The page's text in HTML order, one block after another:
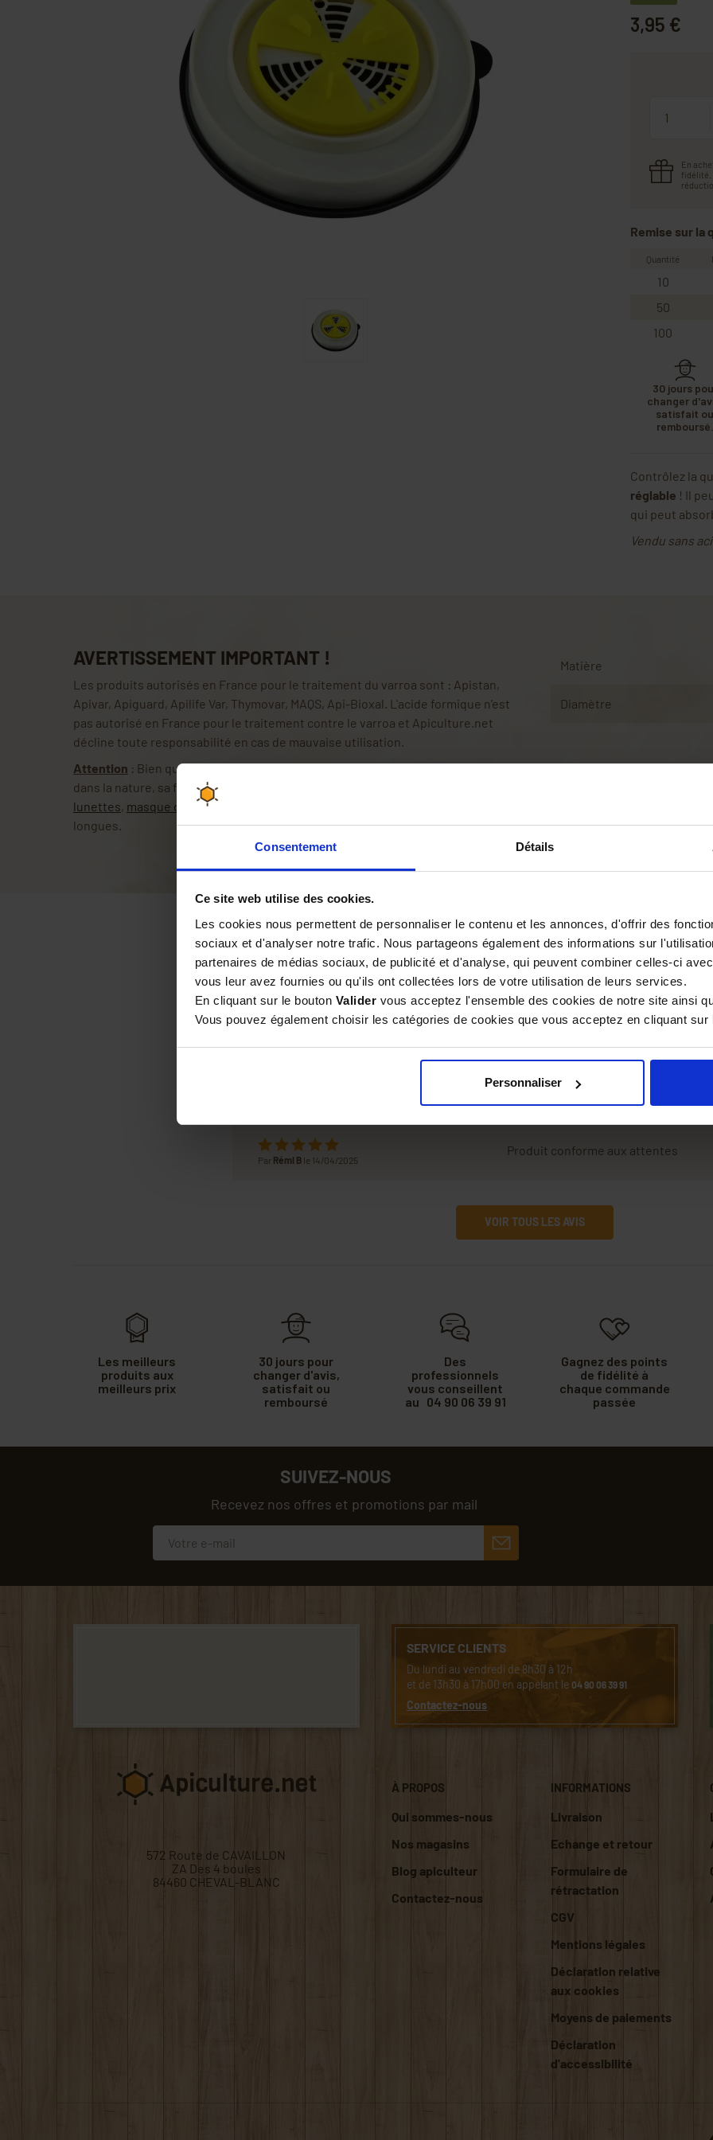
Consentement Détails
Ce site web utilise des cookies.
Les cookies nous permettent de personnaliser le contenu et les annonces, d'offrir des
sociaux et d'analyser notre trafic. Nous partageons également des informations sur
partenaires de médias sociaux, de publicité et d'analyse, qui peuvent combiner celles-ci
vous leur avez fournies ou qu'ils ont collectées lors de votre utilisation de leurs services.
En cliquant sur le bouton Valider vous acceptez l'ensemble des cookies de notre site ainsi
Vous pouvez également choisir les catégories de cookies que vous acceptez en cliquant sur
Personnaliser
3,95 €
En
fidélité.
Remise sur la
Quantité
10
50
100
30 jours
changer
satisfait ou
remboursé.
Contrôlez la
réglable ! Il
qui peut
Vendu sans
AVERTISSEMENT IMPORTANT !
Les produits autorisés en France pour le traitement du varroa sont : Apistan,
Apivar, Apiguard, Apilife Var, Thymovar, MAQS, Api-Bioxal. L'acide formique n'est
pas autorisé en France pour le traitement contre le varroa et Apiculture.net
décline toute responsabilité en cas de mauvaise utilisation.
Attention : Bien que l'acide formique soit un acide organique que l'on retrouve
dans la nature, sa forme pure est très toxique pour l'Homme et nécessite
lunettes, masque de protection
longues.
Matière
Diamètre
Avis
ParBENJAMIN Vle 03/10/2025
un peu haut mais fait le job
Pas encore essayé mais il semble
ne peux noter la demande d’avis
Par Rémi B le 14/04/2025
Produit conforme aux attentes
VOIR TOUS LES AVIS
Les meilleurs
produits aux
meilleurs prix
30 jours pour
changer d'avis,
satisfait ou
remboursé
Des
professionnels
vous conseillent
au 04 90 06 39 91
Gagnez des points
de fidélité à
chaque commande
passée
SUIVEZ-NOUS
Recevez nos offres et promotions par mail
SERVICE CLIENTS
Du lundi au vendredi de 8h30 à 12h
et de 13h30 à 17h00 en appelant le04 90 06 39 91
Contactez-nous
572 Route de CAVAILLON
ZA Des 4 boules
84460 CHEVAL-BLANC
À PROPOS
Qui sommes-nous
Nos magasins
Blog apiculteur
Contactez-nous
INFORMATIONS
Livraison
Echange et retour
Formulaire de
rétractation
CGV
Mentions légales
Déclaration relative
aux cookies
Moyens de paiements
Déclaration
d'accessibilité